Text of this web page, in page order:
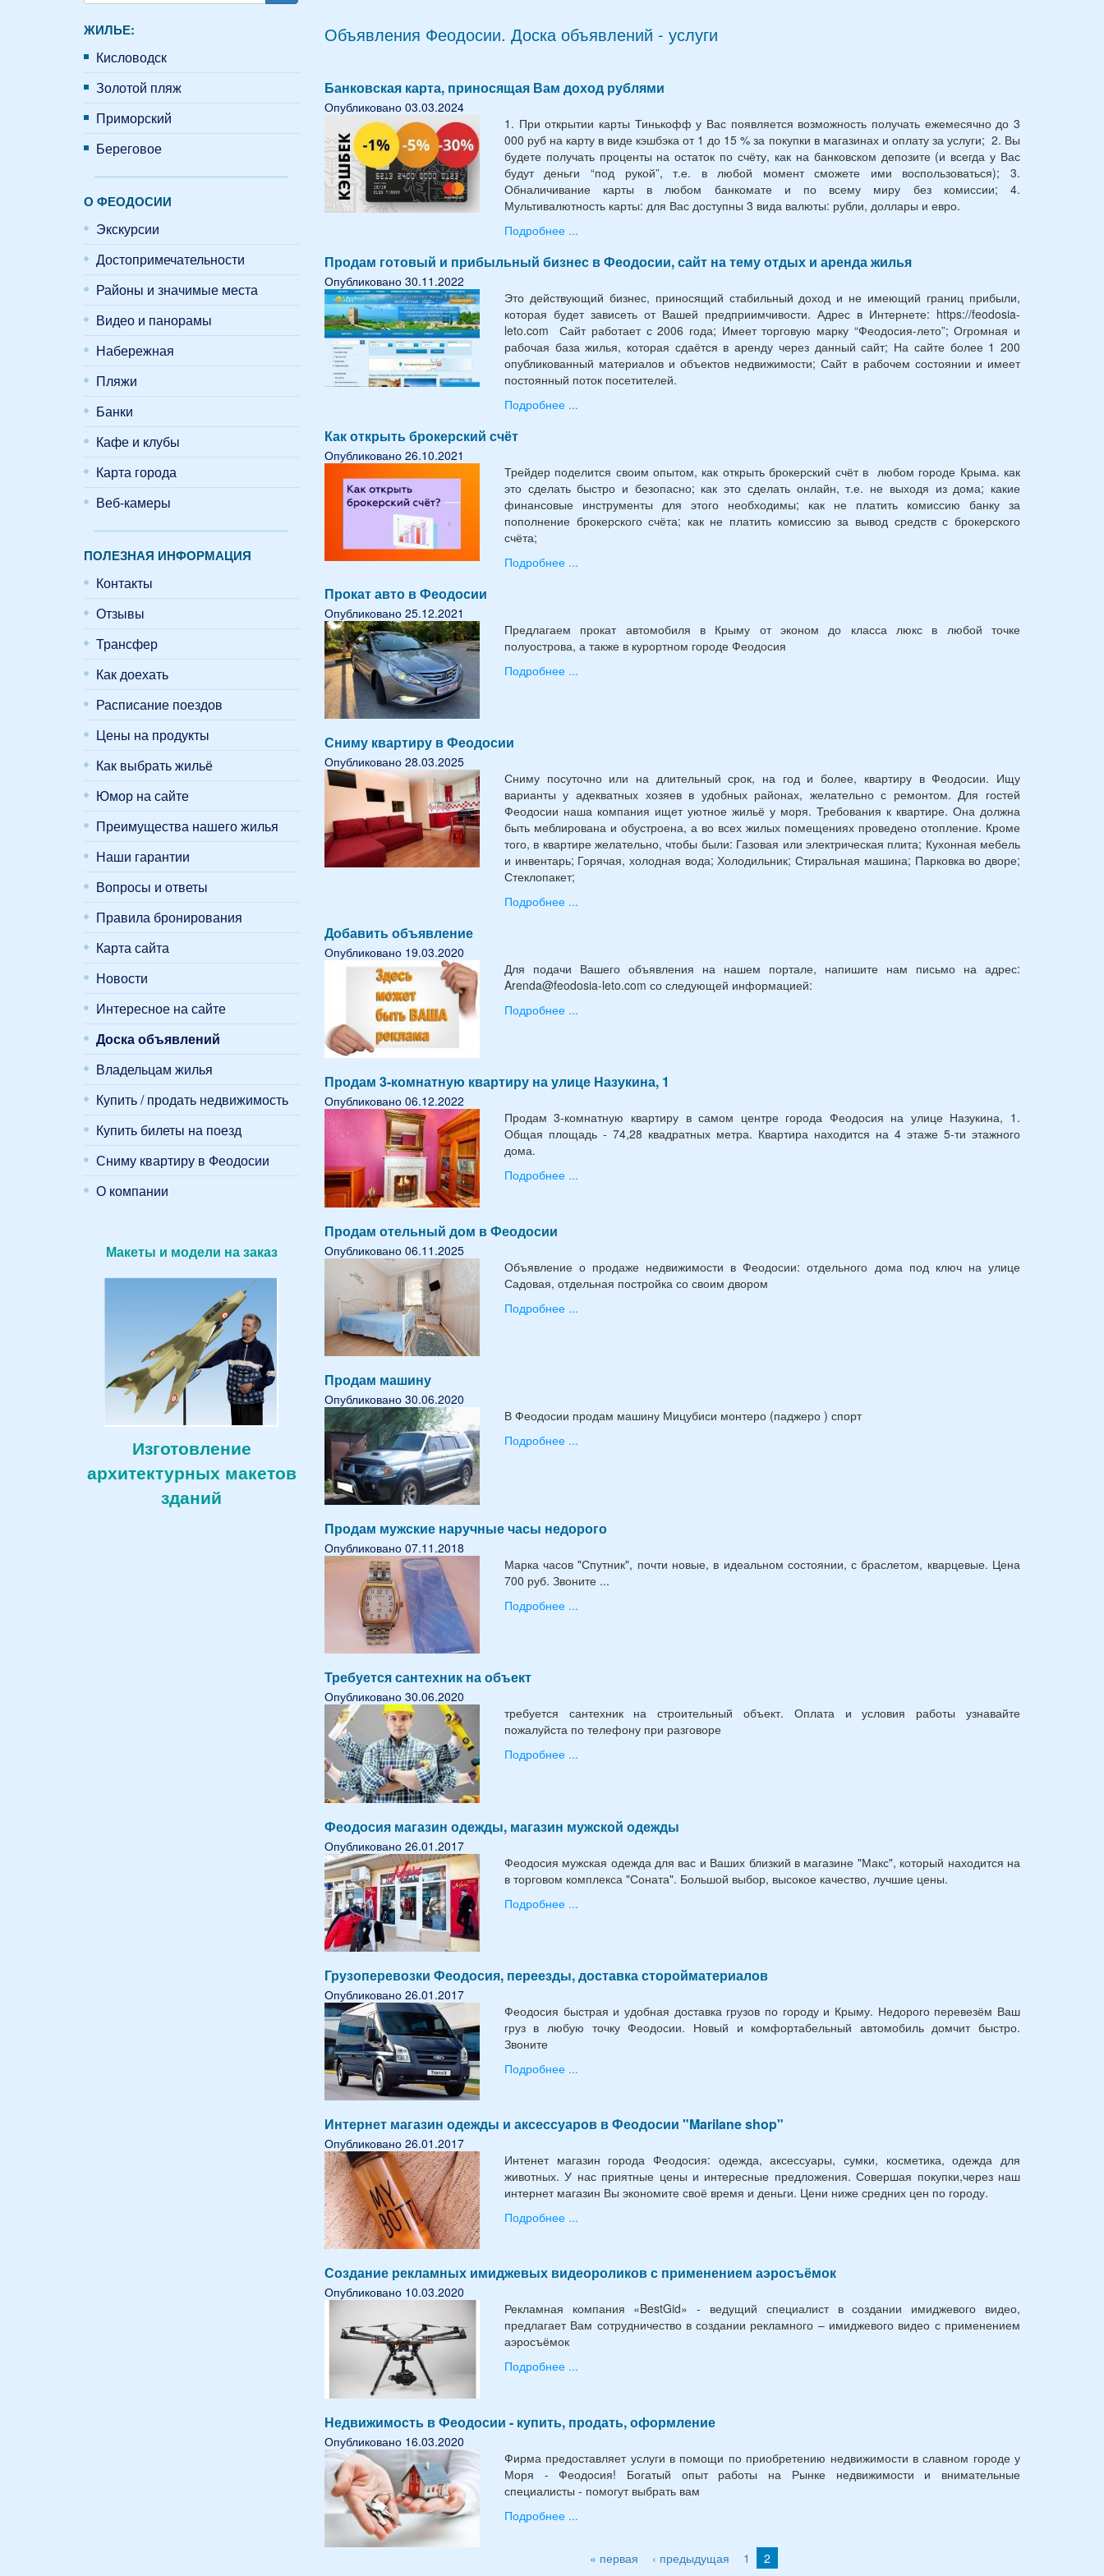
ЖИЛЬЕ:
Кисловодск
Золотой пляж
Приморский
Береговое
О ФЕОДОСИИ
Экскурсии
Достопримечательности
Районы и значимые места
Видео и панорамы
Набережная
Пляжи
Банки
Кафе и клубы
Карта города
Веб-камеры
ПОЛЕЗНАЯ ИНФОРМАЦИЯ
Контакты
Отзывы
Трансфер
Как доехать
Расписание поездов
Цены на продукты
Как выбрать жильё
Юмор на сайте
Преимущества нашего жилья
Наши гарантии
Вопросы и ответы
Правила бронирования
Карта сайта
Новости
Интересное на сайте
Доска объявлений
Владельцам жилья
Купить / продать недвижимость
Купить билеты на поезд
Сниму квартиру в Феодосии
О компании
Макеты и модели на заказ
Изготовление
архитектурных макетов
зданий
Объявления Феодосии. Доска объявлений - услуги
Банковская карта, приносящая Вам доход рублями
Опубликовано 03.03.2024
1. При открытии карты Тинькофф у Вас появляется возможность получать ежемесячно до 3
000 руб на карту в виде кэшбэка от 1 до 15 % за покупки в магазинах и оплату за услуги; 2. Вы
будете получать проценты на остаток по счёту, как на банковском депозите (и всегда у Вас
будут деньги “под рукой”, т.е. в любой момент сможете ими воспользоваться); 3.
Обналичивание карты в любом банкомате и по всему миру без комиссии; 4.
Мультивалютность карты: для Вас доступны 3 вида валюты: рубли, доллары и евро.
Подробнее ...
Продам готовый и прибыльный бизнес в Феодосии, сайт на тему отдых и аренда жилья
Опубликовано 30.11.2022
Это действующий бизнес, приносящий стабильный доход и не имеющий границ прибыли,
которая будет зависеть от Вашей предприимчивости. Адрес в Интернете: https://feodosia-
leto.com Сайт работает с 2006 года; Имеет торговую марку “Феодосия-лето”; Огромная и
рабочая база жилья, которая сдаётся в аренду через данный сайт; На сайте более 1 200
опубликованный материалов и объектов недвижимости; Сайт в рабочем состоянии и имеет
постоянный поток посетителей.
Подробнее ...
Как открыть брокерский счёт
Опубликовано 26.10.2021
Трейдер поделится своим опытом, как открыть брокерский счёт в любом городе Крыма. как
это сделать быстро и безопасно; как это сделать онлайн, т.е. не выходя из дома; какие
финансовые инструменты для этого необходимы; как не платить комиссию банку за
пополнение брокерского счёта; как не платить комиссию за вывод средств с брокерского
счёта;
Подробнее ...
Прокат авто в Феодосии
Опубликовано 25.12.2021
Предлагаем прокат автомобиля в Крыму от эконом до класса люкс в любой точке
полуострова, а также в курортном городе Феодосия
Подробнее ...
Сниму квартиру в Феодосии
Опубликовано 28.03.2025
Сниму посуточно или на длительный срок, на год и более, квартиру в Феодосии. Ищу
варианты у адекватных хозяев в удобных районах, желательно с ремонтом. Для гостей
Феодосии наша компания ищет уютное жильё у моря. Требования к квартире. Она должна
быть меблирована и обустроена, а во всех жилых помещениях проведено отопление. Кроме
того, в квартире желательно, чтобы были: Газовая или электрическая плита; Кухонная мебель
и инвентарь; Горячая, холодная вода; Холодильник; Стиральная машина; Парковка во дворе;
Стеклопакет;
Подробнее ...
Добавить объявление
Опубликовано 19.03.2020
Для подачи Вашего объявления на нашем портале, напишите нам письмо на адрес:
Arenda@feodosia-leto.com со следующей информацией:
Подробнее ...
Продам 3-комнатную квартиру на улице Назукина, 1
Опубликовано 06.12.2022
Продам 3-комнатную квартиру в самом центре города Феодосия на улице Назукина, 1.
Общая площадь - 74,28 квадратных метра. Квартира находится на 4 этаже 5-ти этажного
дома.
Подробнее ...
Продам отельный дом в Феодосии
Опубликовано 06.11.2025
Объявление о продаже недвижимости в Феодосии: отдельного дома под ключ на улице
Садовая, отдельная постройка со своим двором
Подробнее ...
Продам машину
Опубликовано 30.06.2020
В Феодосии продам машину Мицубиси монтеро (паджеро ) спорт
Подробнее ...
Продам мужские наручные часы недорого
Опубликовано 07.11.2018
Марка часов "Спутник", почти новые, в идеальном состоянии, с браслетом, кварцевые. Цена
700 руб. Звоните ...
Подробнее ...
Требуется сантехник на объект
Опубликовано 30.06.2020
требуется сантехник на строительный объект. Оплата и условия работы узнавайте
пожалуйста по телефону при разговоре
Подробнее ...
Феодосия магазин одежды, магазин мужской одежды
Опубликовано 26.01.2017
Феодосия мужская одежда для вас и Ваших близкий в магазине "Макс", который находится на
в торговом комплекса "Соната". Большой выбор, высокое качество, лучшие цены.
Подробнее ...
Грузоперевозки Феодосия, переезды, доставка сторойматериалов
Опубликовано 26.01.2017
Феодосия быстрая и удобная доставка грузов по городу и Крыму. Недорого перевезём Ваш
груз в любую точку Феодосии. Новый и комфортабельный автомобиль домчит быстро.
Звоните
Подробнее ...
Интернет магазин одежды и аксессуаров в Феодосии "Marilane shop"
Опубликовано 26.01.2017
Интенет магазин города Феодосия: одежда, аксессуары, сумки, косметика, одежда для
животных. У нас приятные цены и интересные предложения. Совершая покупки,через наш
интернет магазин Вы экономите своё время и деньги. Цени ниже средних цен по городу.
Подробнее ...
Создание рекламных имиджевых видеороликов с применением аэросъёмок
Опубликовано 10.03.2020
Рекламная компания «BestGid» - ведущий специалист в создании имиджевого видео,
предлагает Вам сотрудничество в создании рекламного – имиджевого видео с применением
аэросъёмок
Подробнее ...
Недвижимость в Феодосии - купить, продать, оформление
Опубликовано 16.03.2020
Фирма предоставляет услуги в помощи по приобретению недвижимости в славном городе у
Моря - Феодосия! Богатый опыт работы на Рынке недвижимости и внимательные
специалисты - помогут выбрать вам
Подробнее ...
« первая ‹ предыдущая 1 2